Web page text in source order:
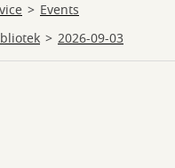
Events
2026-09-03